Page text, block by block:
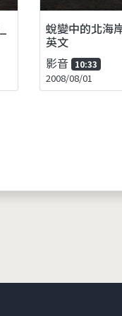
蛻變中的北海
英文
影音 10:33
2008/08/01